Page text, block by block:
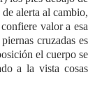
alerta al cambio,
valor a esa
cruzadas es
el cuerpo se
a la vista cosas